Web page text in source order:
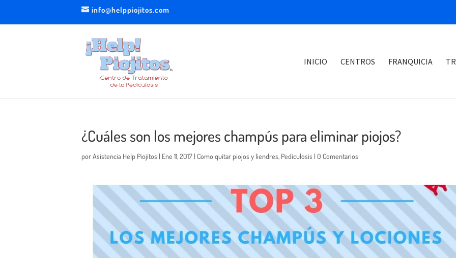
info@helppiojitos.com
INICIO CENTROS FRANQUICIA
¿Cuáles son los mejores champús para eliminar piojos?
porAsistencia Help Piojitos | Ene 11, 2017 | Como quitar piojos y liendres, Pediculosis | 0 Comentarios